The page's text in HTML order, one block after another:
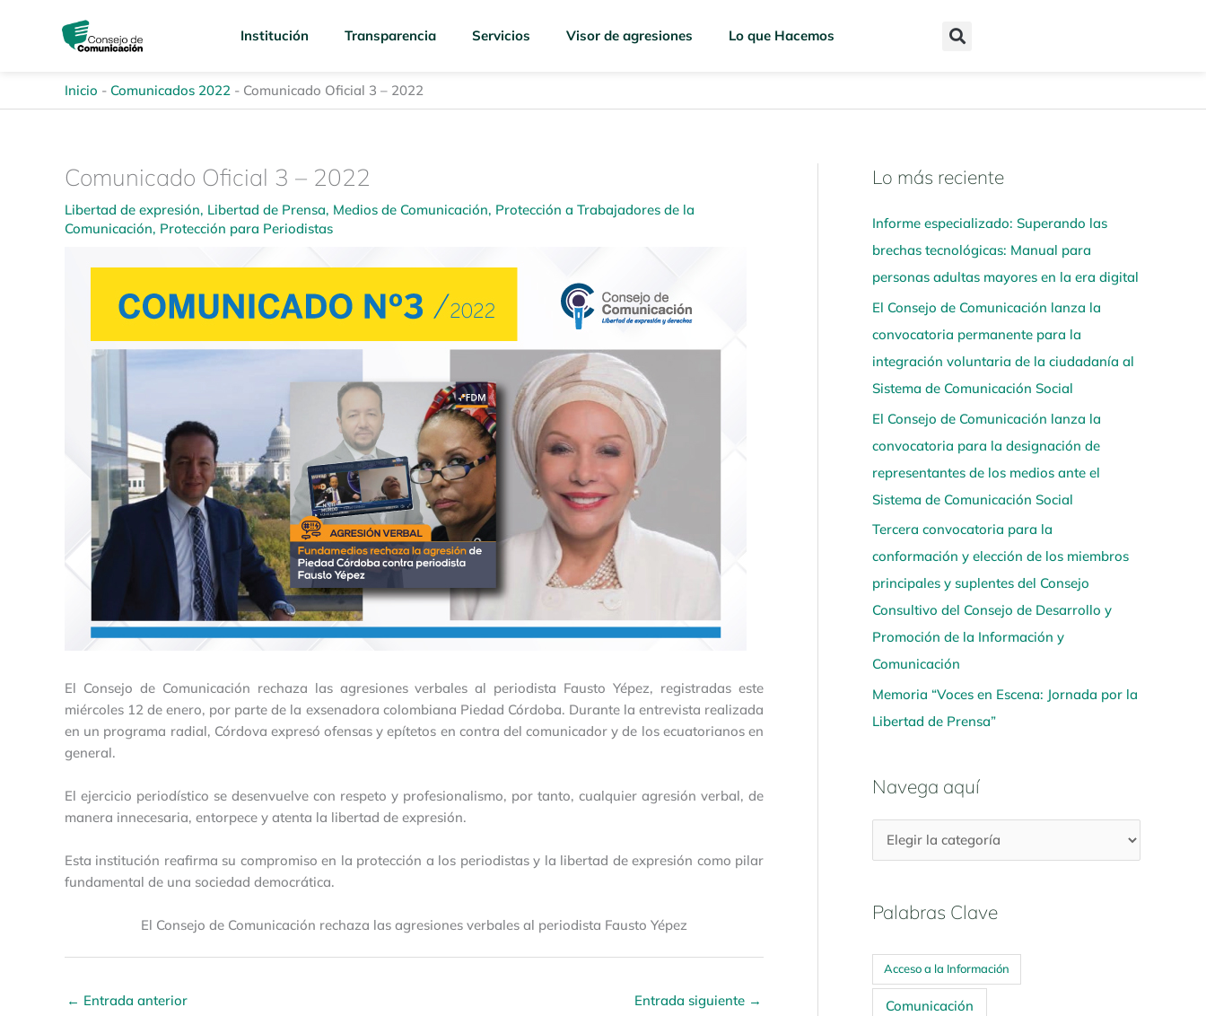
Institución Transparencia Servicios Visor de agresiones Lo que Hacemos
Inicio - Comunicados 2022 - Comunicado Oficial 3 – 2022
Comunicado Oficial 3 – 2022
Libertad de expresión, Libertad de Prensa, Medios de Comunicación, Protección a Trabajadores de la
Comunicación, Protección para Periodistas
El Consejo de Comunicación rechaza las agresiones verbales al periodista Fausto Yépez, registradas este
miércoles 12 de enero, por parte de la exsenadora colombiana Piedad Córdoba. Durante la entrevista realizada
en un programa radial, Córdova expresó ofensas y epítetos en contra del comunicador y de los ecuatorianos en
general.
El ejercicio periodístico se desenvuelve con respeto y profesionalismo, por tanto, cualquier agresión verbal, de
manera innecesaria, entorpece y atenta la libertad de expresión.
Esta institución reafirma su compromiso en la protección a los periodistas y la libertad de expresión como pilar
fundamental de una sociedad democrática.
El Consejo de Comunicación rechaza las agresiones verbales al periodista Fausto Yépez
← Entrada anterior Entrada siguiente →
Lo más reciente
Informe especializado: Superando las
brechas tecnológicas: Manual para
personas adultas mayores en la era digital
El Consejo de Comunicación lanza la
convocatoria permanente para la
integración voluntaria de la ciudadanía al
Sistema de Comunicación Social
El Consejo de Comunicación lanza la
convocatoria para la designación de
representantes de los medios ante el
Sistema de Comunicación Social
Tercera convocatoria para la
conformación y elección de los miembros
principales y suplentes del Consejo
Consultivo del Consejo de Desarrollo y
Promoción de la Información y
Comunicación
Memoria “Voces en Escena: Jornada por la
Libertad de Prensa”
Navega aquí
N
v
e
g
a
a
q
u
í
Palabras Clave
Acceso a la Información
Comunicación